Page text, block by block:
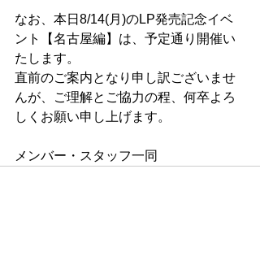
なお、本日8/14(月)のLP発売記念イベ
ント【名古屋編】は、予定通り開催い
たします。
直前のご案内となり申し訳ございませ
んが、ご理解とご協力の程、何卒よろ
しくお願い申し上げます。
メンバー・スタッフ一同